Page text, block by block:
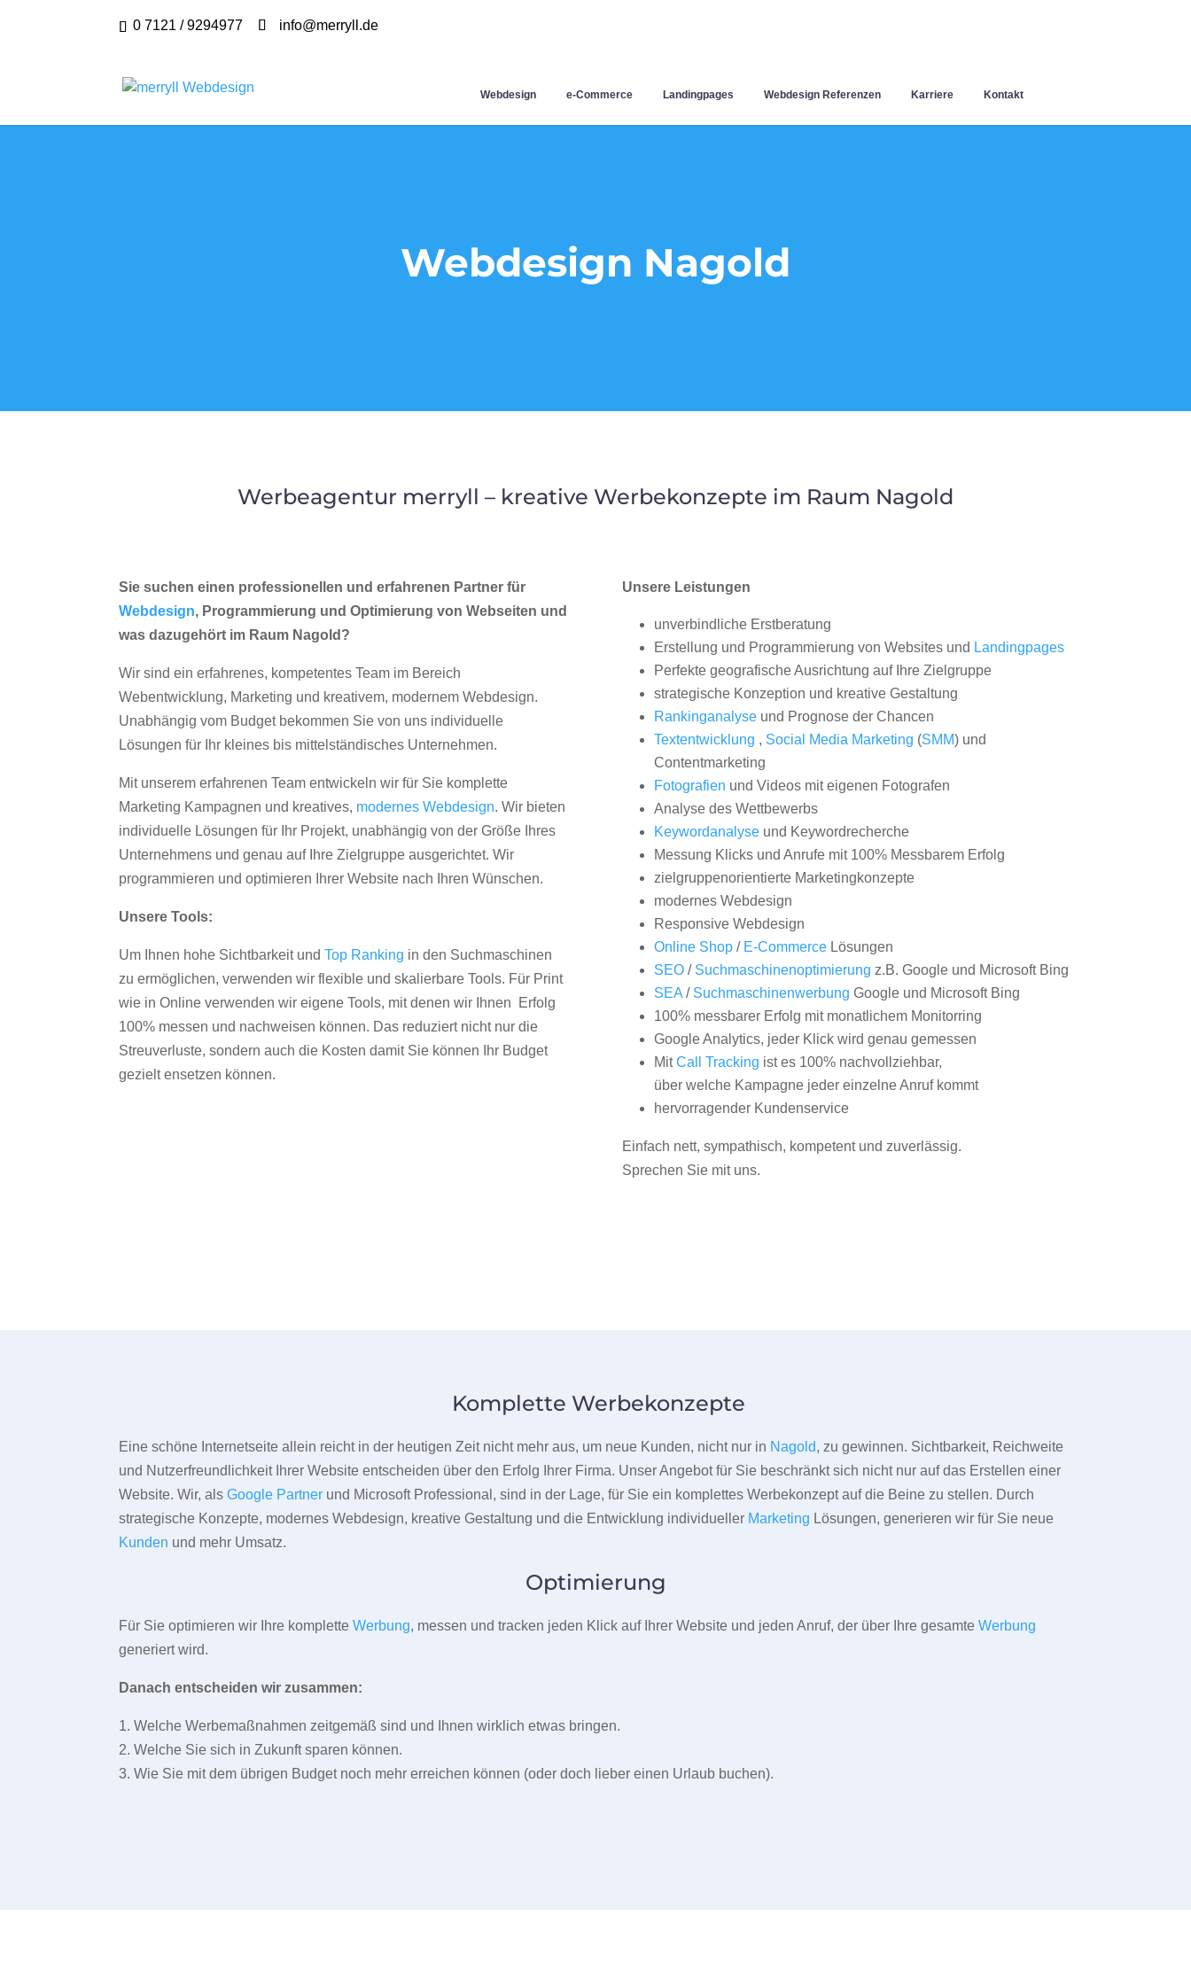
0 7121 / 9294977 info@merryll.de
Webdesign e-Commerce Landingpages Webdesign Referenzen Karriere Kontakt
Webdesign Nagold
Werbeagentur merryll – kreative Werbekonzepte im Raum Nagold
Sie suchen einen professionellen und erfahrenen Partner für
Webdesign, Programmierung und Optimierung von Webseiten und
was dazugehört im Raum Nagold?
Wir sind ein erfahrenes, kompetentes Team im Bereich
Webentwicklung, Marketing und kreativem, modernem Webdesign.
Unabhängig vom Budget bekommen Sie von uns individuelle
Lösungen für Ihr kleines bis mittelständisches Unternehmen.
Mit unserem erfahrenen Team entwickeln wir für Sie komplette
Marketing Kampagnen und kreatives, modernes Webdesign. Wir bieten
individuelle Lösungen für Ihr Projekt, unabhängig von der Größe Ihres
Unternehmens und genau auf Ihre Zielgruppe ausgerichtet. Wir
programmieren und optimieren Ihrer Website nach Ihren Wünschen.
Unsere Tools:
Um Ihnen hohe Sichtbarkeit undTop Ranking in den Suchmaschinen
zu ermöglichen, verwenden wir flexible und skalierbare Tools. Für Print
wie in Online verwenden wir eigene Tools, mit denen wir Ihnen Erfolg
100% messen und nachweisen können. Das reduziert nicht nur die
Streuverluste, sondern auch die Kosten damit Sie können Ihr Budget
gezielt ensetzen können.
Unsere Leistungen
unverbindliche Erstberatung
Erstellung und Programmierung von Websites und Landingpages
Perfekte geografische Ausrichtung auf Ihre Zielgruppe
strategische Konzeption und kreative Gestaltung
Rankinganalyseund Prognose der Chancen
Textentwicklung , Social Media Marketing (SMM) und
Contentmarketing
Fotografien und Videos mit eigenen Fotografen
Analyse des Wettbewerbs
Keywordanalyseund Keywordrecherche
Messung Klicks und Anrufe mit 100% Messbarem Erfolg
zielgruppenorientierte Marketingkonzepte
modernes Webdesign
Responsive Webdesign
Online Shop/ E-CommerceLösungen
SEO/ Suchmaschinenoptimierung z.B. Google und Microsoft Bing
SEA/ Suchmaschinenwerbung Google und Microsoft Bing
100% messbarer Erfolg mit monatlichem Monitorring
Google Analytics, jeder Klick wird genau gemessen
MitCall Tracking ist es 100% nachvollziehbar,
über welche Kampagne jeder einzelne Anruf kommt
hervorragender Kundenservice
Einfach nett, sympathisch, kompetent und zuverlässig.
Sprechen Sie mit uns.
Komplette Werbekonzepte
Eine schöne Internetseite allein reicht in der heutigen Zeit nicht mehr aus, um neue Kunden, nicht nur in Nagold, zu gewinnen. Sichtbarkeit, Reichweite
und Nutzerfreundlichkeit Ihrer Website entscheiden über den Erfolg Ihrer Firma. Unser Angebot für Sie beschränkt sich nicht nur auf das Erstellen einer
Website. Wir, alsGoogle Partner und Microsoft Professional, sind in der Lage, für Sie ein komplettes Werbekonzept auf die Beine zu stellen. Durch
strategische Konzepte, modernes Webdesign, kreative Gestaltung und die Entwicklung individueller Marketing Lösungen, generieren wir für Sie neue
Kunden und mehr Umsatz.
Optimierung
Für Sie optimieren wir Ihre kompletteWerbung, messen und tracken jeden Klick auf Ihrer Website und jeden Anruf, der über Ihre gesamteWerbung
generiert wird.
Danach entscheiden wir zusammen:
1. Welche Werbemaßnahmen zeitgemäß sind und Ihnen wirklich etwas bringen.
2. Welche Sie sich in Zukunft sparen können.
3. Wie Sie mit dem übrigen Budget noch mehr erreichen können (oder doch lieber einen Urlaub buchen).